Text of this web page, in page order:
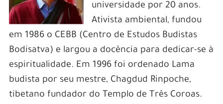
universidade por 20 anos.
Ativista ambiental, fundou
em 1986 o CEBB (Centro de Estudos Budistas
Bodisatva) e largou a docência para dedicar-se à
espiritualidade. Em 1996 foi ordenado Lama
budista por seu mestre, Chagdud Rinpoche,
tibetano fundador do Templo de Três Coroas.